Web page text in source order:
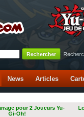
News Articles
pour 2 Joueurs Yu-
Gi-Oh!